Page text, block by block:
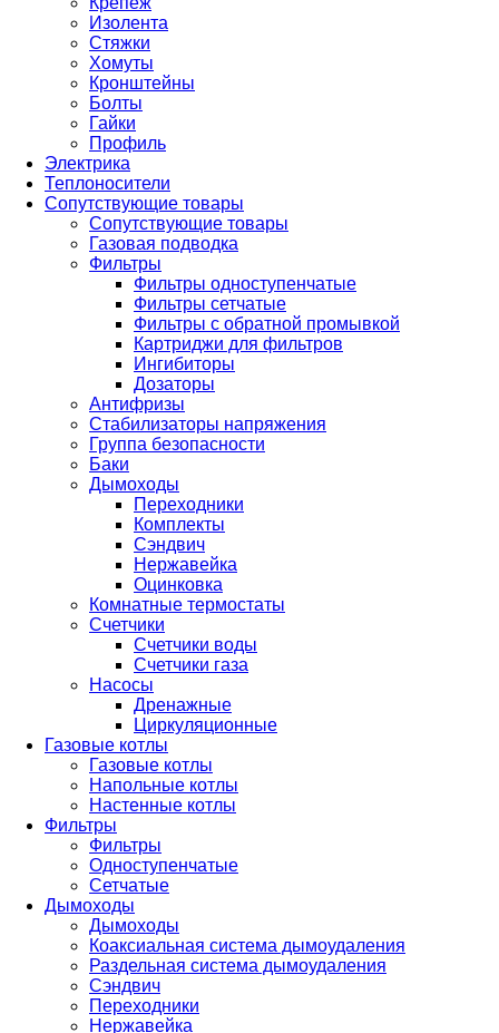
Изолента
Стяжки
Хомуты
Кронштейны
Болты
Гайки
Профиль
Электрика
Теплоносители
Сопутствующие товары
Сопутствующие товары
Газовая подводка
Фильтры
Фильтры одноступенчатые
Фильтры сетчатые
Фильтры с обратной промывкой
Картриджи для фильтров
Ингибиторы
Дозаторы
Антифризы
Стабилизаторы напряжения
Группа безопасности
Баки
Дымоходы
Переходники
Комплекты
Сэндвич
Нержавейка
Оцинковка
Комнатные термостаты
Счетчики
Счетчики воды
Счетчики газа
Насосы
Дренажные
Циркуляционные
Газовые котлы
Газовые котлы
Напольные котлы
Настенные котлы
Фильтры
Фильтры
Одноступенчатые
Сетчатые
Дымоходы
Дымоходы
Коаксиальная система дымоудаления
Раздельная система дымоудаления
Сэндвич
Переходники
Нержавейка